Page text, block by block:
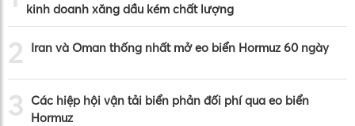
kinh doanh xăng dầu kém chất lượng
2 Iran và Oman thống nhất mở eo biển Hormuz 60 ngày
3 Các hiệp hội vận tải biển phản đối phí qua eo biển
Hormuz